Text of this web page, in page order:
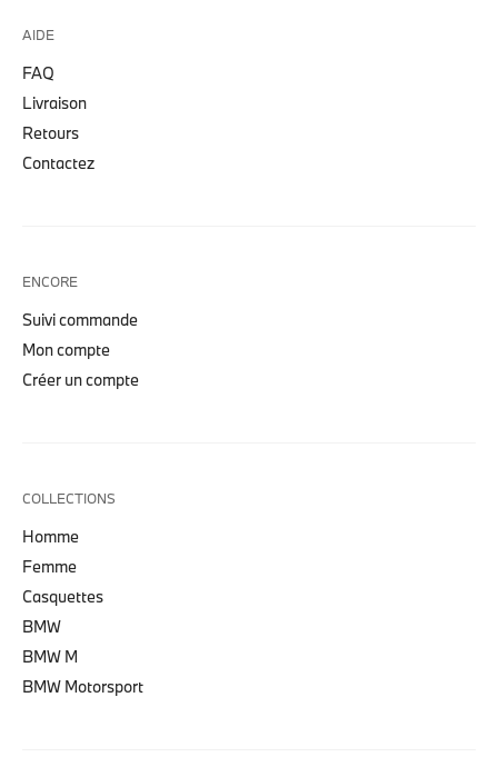
AIDE
FAQ
Livraison
Retours
Contactez
ENCORE
Suivi commande
Mon compte
Créer un compte
COLLECTIONS
Homme
Femme
Casquettes
BMW
BMW M
BMW Motorsport